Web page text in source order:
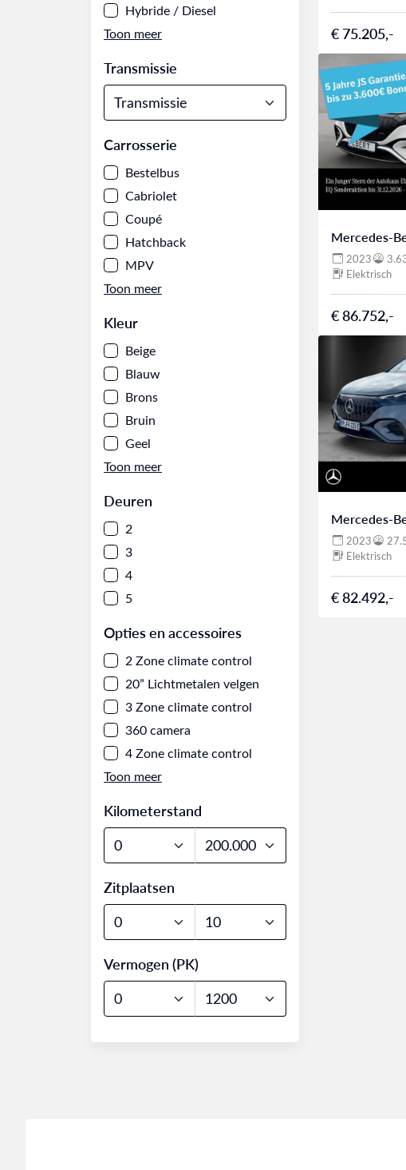
Hybride / Diesel
Transmissie
Carrosserie
Bestelbus
Cabriolet
Coupé
Hatchback
MPV
Kleur
Beige
Blauw
Brons
Bruin
Geel
Deuren
2
3
4
5
Opties en accessoires
2 Zone climate control
20” Lichtmetalen velgen
3 Zone climate control
360 camera
4 Zone climate control
Kilometerstand
Zitplaatsen
Vermogen (PK)
€ 75.205,-
Mercedes-
2023
Elektrisch
€ 86.752,-
Mercedes-
2023
Elektrisch
€ 82.492,-